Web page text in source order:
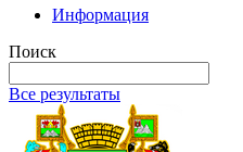
Информация
Поиск
Все результаты